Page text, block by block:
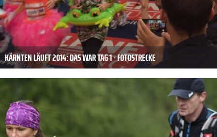
KÄRNTEN LÄUFT 2014: DAS WAR TAG 1 - FOTOSTRECKE